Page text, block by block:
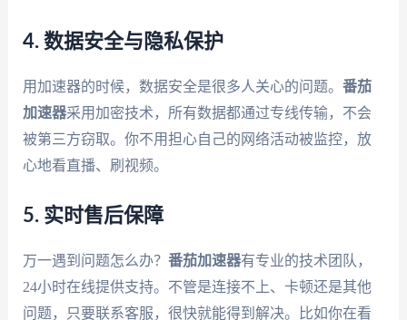
4. 数据安全与隐私保护
用加速器的时候，数据安全是很多人关心的问题。 番茄
加速器采用加密技术，所有数据都通过专线传输，不会
被第三方窃取。你不用担心自己的网络活动被监控，放
心地看直播、刷视频。
5. 实时售后保障
万一遇到问题怎么办？ 番茄加速器有专业的技术团队，
24小时在线提供支持。不管是连接不上、卡顿还是其他
问题，只要联系客服，很快就能得到解决。比如你在看